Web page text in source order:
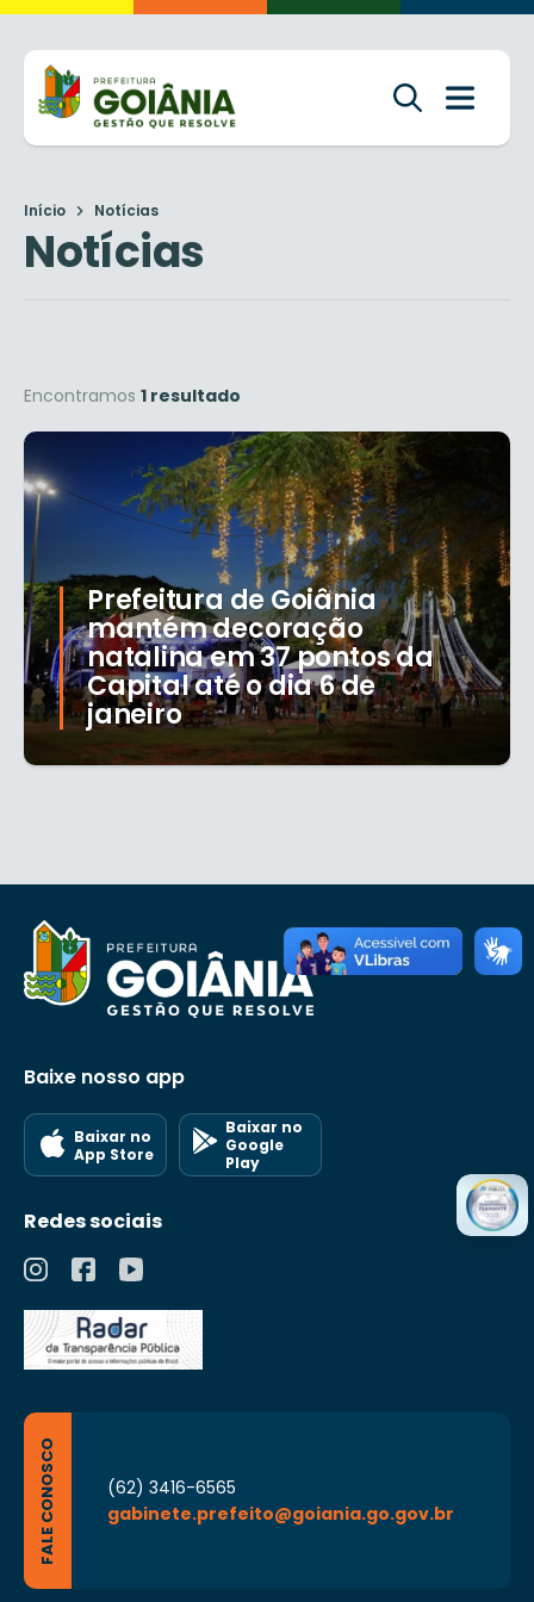
Início Notícias
Notícias
Encontramos 1 resultado
Prefeitura de Goiânia
mantém decoração
natalina em 37 pontos da
Capital até o dia 6 de
janeiro
Baixe nosso app
Baixar no
App Store
Baixar no
Google
Play
Redes sociais
FALE CONOSCO
(62) 3416-6565
gabinete.prefeito@goiania.go.gov.br